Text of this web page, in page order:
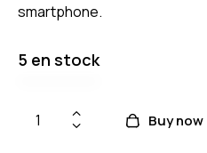
smartphone.
5 en stock
Buy now